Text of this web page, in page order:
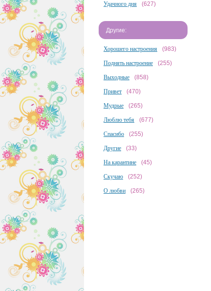
Удачного дня (627)
Другие:
Хорошего настроения (983)
Поднять настроение (255)
Выходные (858)
Привет (470)
Мудрые (265)
Люблю тебя (677)
Спасибо (255)
Другие (33)
На карантине (45)
Скучаю (252)
О любви (265)